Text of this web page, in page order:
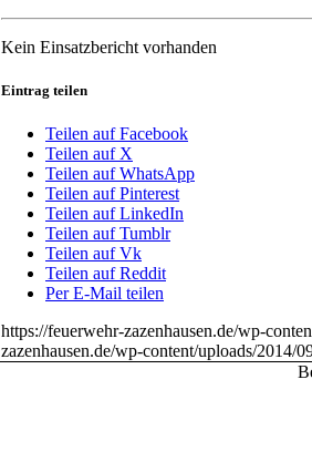
Kein Einsatzbericht vorhanden
Eintrag teilen
Teilen auf Facebook
Teilen auf X
Teilen auf WhatsApp
Teilen auf Pinterest
Teilen auf LinkedIn
Teilen auf Tumblr
Teilen auf Vk
Teilen auf Reddit
Per E-Mail teilen
https://feuerwehr-zazenhausen.de/wp-
zazenhausen.de/wp-content/uploads/2014/